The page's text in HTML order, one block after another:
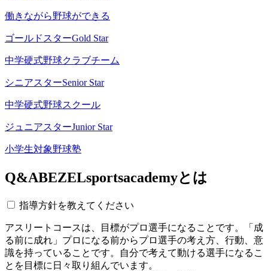
働きながら野球ができる
ゴールドスターGold Star
中学硬式野球クラブチーム
シニアスターSenior Star
中学硬式野球スクール
ジュニアスターJunior Star
小学生対象野球塾
Q&ABEZELsportsacademyとは
指導方針を教えてください
アスリートコースは、目標がプロ選手になることです。「成
る前に成れ」プロになる前からプロ選手の考え方、行動、意
識を持っていることです。自分で考えて動ける選手になるこ
とを目標に日々取り組んでいます。